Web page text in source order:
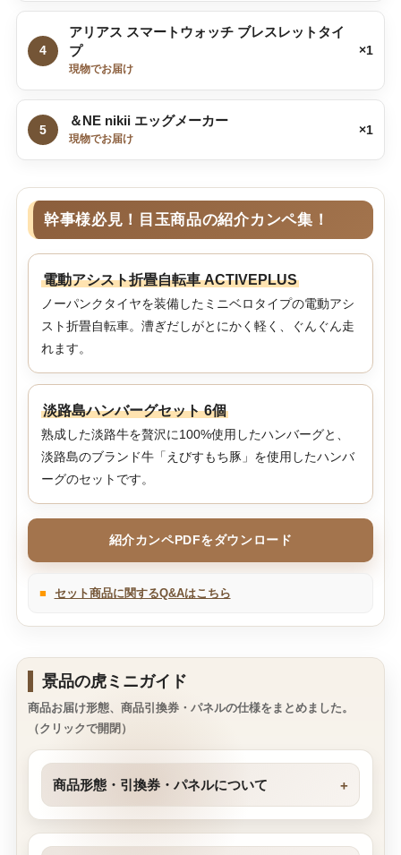
4
アリアス スマートウォッチ ブレスレットタイ
プ
現物でお届け
×1
5
＆NE nikii エッグメーカー
現物でお届け
×1
幹事様必見！目玉商品の紹介カンペ集！
電動アシスト折畳自転車 ACTIVEPLUS
ノーパンクタイヤを装備したミニベロタイプの電動アシ
スト折畳自転車。漕ぎだしがとにかく軽く、ぐんぐん走
れます。
淡路島ハンバーグセット 6個
熟成した淡路牛を贅沢に100%使用したハンバーグと、
淡路島のブランド牛「えびすもち豚」を使用したハンバ
ーグのセットです。
紹介カンペPDFをダウンロード
■ セット商品に関するQ&Aはこちら
景品の虎ミニガイド
商品お届け形態、商品引換券・パネルの仕様をまとめました。
（クリックで開閉）
商品形態・引換券・パネルについて